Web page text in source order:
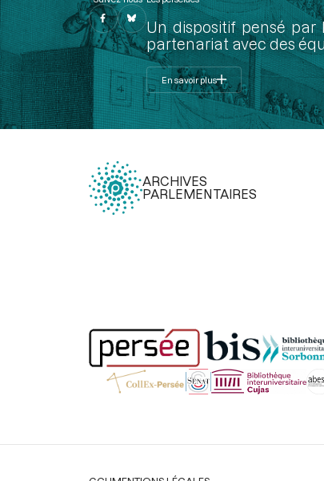
Un dispositif pensé par
partenariat avec des
En savoir plus
ARCHIVES
PARLEMENTAIRES
Légal